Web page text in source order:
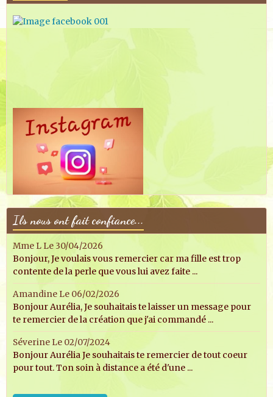
Ils nous ont fait confiance...
Mme L Le 30/04/2026
Bonjour, Je voulais vous remercier car ma fille est trop
contente de la perle que vous lui avez faite ...
Amandine Le 06/02/2026
Bonjour Aurélia, Je souhaitais te laisser un message pour
te remercier de la création que j'ai commandé ...
Séverine Le 02/07/2024
Bonjour Aurélia Je souhaitais te remercier de tout coeur
pour tout. Ton soin à distance a été d'une ...